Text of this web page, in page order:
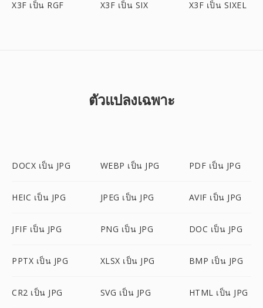
X3F เป็น RGF X3F เป็น SIX X3F เป็น SIXEL
ตัวแปลงเฉพาะ
DOCX เป็น JPG WEBP เป็น JPG PDF เป็น JPG
HEIC เป็น JPG JPEG เป็น JPG AVIF เป็น JPG
JFIF เป็น JPG PNG เป็น JPG DOC เป็น JPG
PPTX เป็น JPG XLSX เป็น JPG BMP เป็น JPG
CR2 เป็น JPG SVG เป็น JPG HTML เป็น JPG